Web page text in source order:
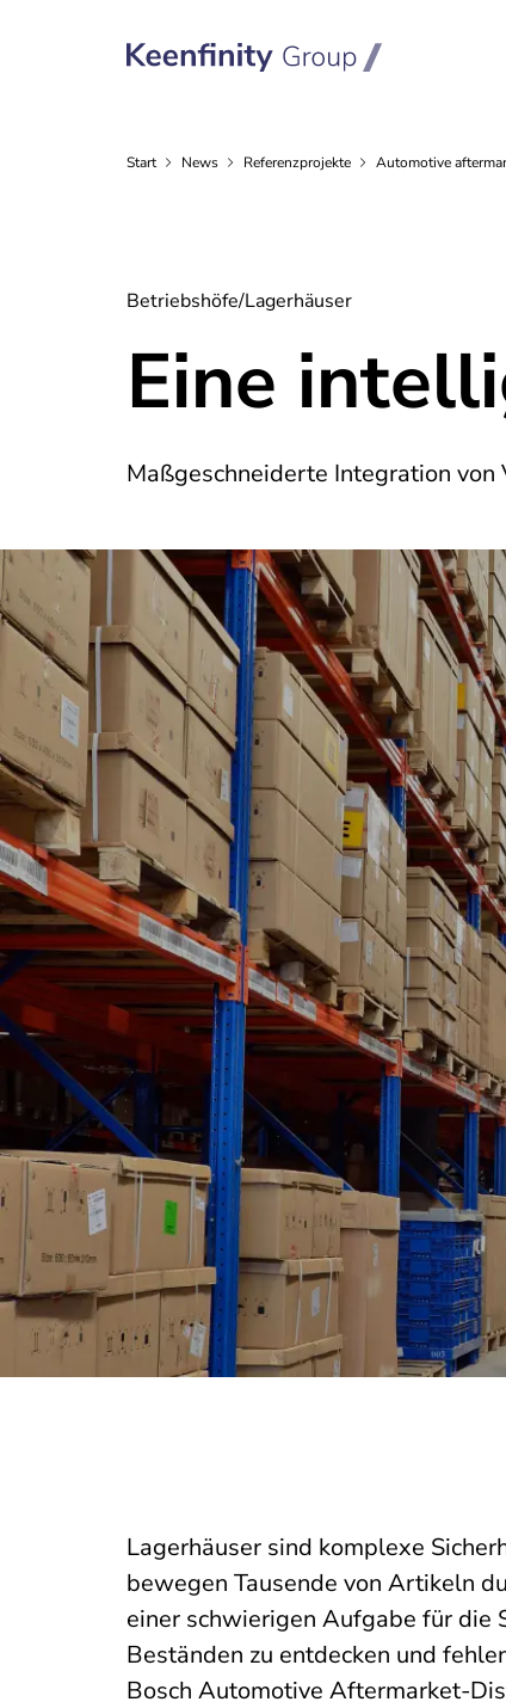
Start News Referenzprojekte Automotive
Betriebshöfe/Lagerhäuser
Eine
Maßgeschneiderte Integration
Lagerhäuser sind komplexe
bewegen Tausende von Artikeln
einer schwierigen Aufgabe für die
Beständen zu entdecken und
Bosch Automotive Aftermarket-